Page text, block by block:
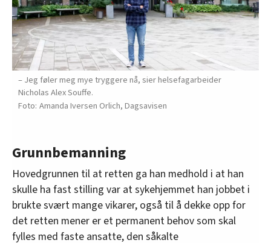
– Jeg føler meg mye tryggere nå, sier helsefagarbeider
Nicholas Alex Souffe.
Amanda Iversen Orlich, Dagsavisen
Grunnbemanning
Hovedgrunnen til at retten ga han medhold i at han
skulle ha fast stilling var at sykehjemmet han jobbet i
brukte svært mange vikarer, også til å dekke opp for
det retten mener er et permanent behov som skal
fylles med faste ansatte, den såkalte